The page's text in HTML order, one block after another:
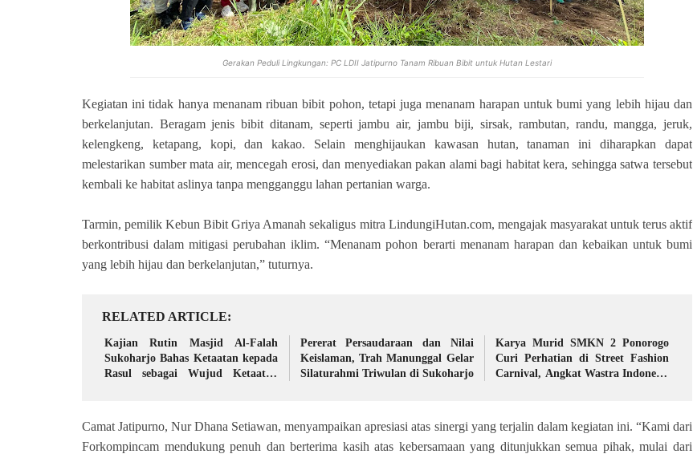
Gerakan Peduli Lingkungan: PC LDII Jatipurno Tanam Ribuan Bibit untuk Hutan Lestari
Kegiatan ini tidak hanya menanam ribuan bibit pohon, tetapi juga menanam harapan untuk bumi yang lebih hijau dan
berkelanjutan. Beragam jenis bibit ditanam, seperti jambu air, jambu biji, sirsak, rambutan, randu, mangga, jeruk,
kelengkeng, ketapang, kopi, dan kakao. Selain menghijaukan kawasan hutan, tanaman ini diharapkan dapat
melestarikan sumber mata air, mencegah erosi, dan menyediakan pakan alami bagi habitat kera, sehingga satwa tersebut
kembali ke habitat aslinya tanpa mengganggu lahan pertanian warga.
Tarmin, pemilik Kebun Bibit Griya Amanah sekaligus mitra LindungiHutan.com, mengajak masyarakat untuk terus aktif
berkontribusi dalam mitigasi perubahan iklim. “Menanam pohon berarti menanam harapan dan kebaikan untuk bumi
yang lebih hijau dan berkelanjutan,” tuturnya.
RELATED ARTICLE
Kajian Rutin Masjid Al-Falah
Sukoharjo Bahas Ketaatan kepada
Rasul sebagai Wujud Ketaatan
Pererat Persaudaraan dan Nilai
Keislaman, Trah Manunggal Gelar
Silaturahmi Triwulan di Sukoharjo
Karya Murid SMKN 2 Ponorogo
Curi Perhatian di Street Fashion
Carnival, Angkat Wastra Indonesia
Camat Jatipurno, Nur Dhana Setiawan, menyampaikan apresiasi atas sinergi yang terjalin dalam kegiatan ini. “Kami dari
Forkompincam mendukung penuh dan berterima kasih atas kebersamaan yang ditunjukkan semua pihak, mulai dari